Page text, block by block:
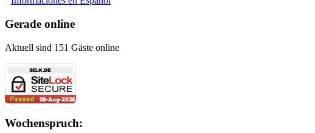
Gerade online
Aktuell sind 151 Gäste online
Wochenspruch: